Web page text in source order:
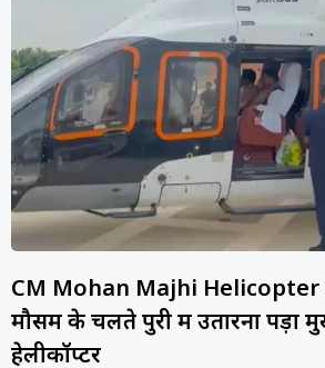
CM Mohan Majhi Helicopter
मौसम के चलते पुरी में उतारना पड़ा
हेलीकॉप्टर